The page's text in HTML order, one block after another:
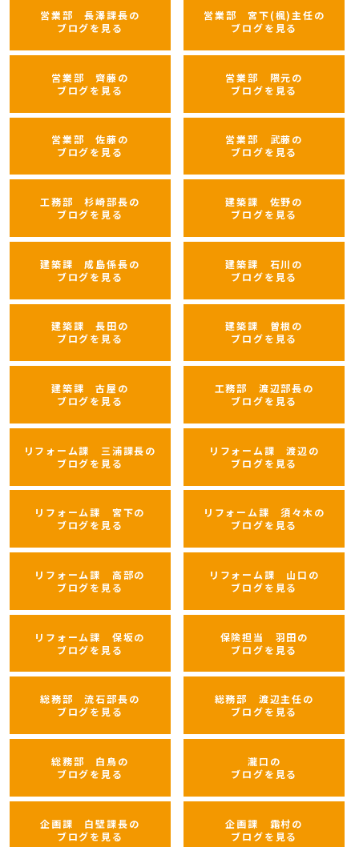
営業部 長澤課長の
ブログを見る
営業部 宮下(楓)主任の
ブログを見る
営業部 齊藤の
ブログを見る
営業部 隈元の
ブログを見る
営業部 佐藤の
ブログを見る
営業部 武藤の
ブログを見る
工務部 杉崎部長の
ブログを見る
建築課 佐野の
ブログを見る
建築課 成島係長の
ブログを見る
建築課 石川の
ブログを見る
建築課 長田の
ブログを見る
建築課 曽根の
ブログを見る
建築課 古屋の
ブログを見る
工務部 渡辺部長の
ブログを見る
リフォーム課 三浦課長の
ブログを見る
リフォーム課 渡辺の
ブログを見る
リフォーム課 宮下の
ブログを見る
リフォーム課 須々木の
ブログを見る
リフォーム課 高部の
ブログを見る
リフォーム課 山口の
ブログを見る
リフォーム課 保坂の
ブログを見る
保険担当 羽田の
ブログを見る
総務部 流石部長の
ブログを見る
総務部 渡辺主任の
ブログを見る
総務部 白鳥の
ブログを見る
瀧口の
ブログを見る
企画課 白壁課長の
ブログを見る
企画課 霜村の
ブログを見る